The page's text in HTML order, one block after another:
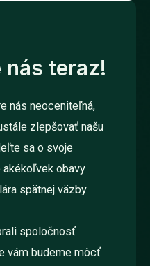
teraz!
nás neoceniteľná,
zlepšovať našu
sa o svoje
akékoľvek obavy
spätnej väzby.
spoločnosť
vám budeme môcť